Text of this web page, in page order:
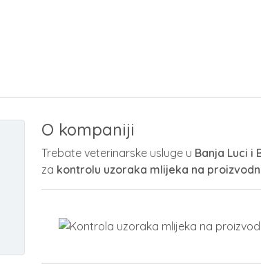
O kompaniji
Trebate veterinarske usluge u Banja Luci i
za kontrolu uzoraka mlijeka na